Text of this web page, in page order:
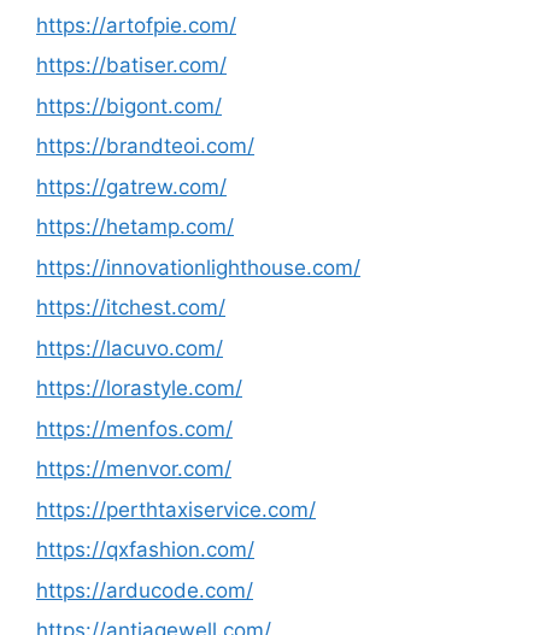
https://artofpie.com/
https://batiser.com/
https://bigont.com/
https://brandteoi.com/
https://gatrew.com/
https://hetamp.com/
https://innovationlighthouse.com/
https://itchest.com/
https://lacuvo.com/
https://lorastyle.com/
https://menfos.com/
https://menvor.com/
https://perthtaxiservice.com/
https://qxfashion.com/
https://arducode.com/
https://antiagewell.com/